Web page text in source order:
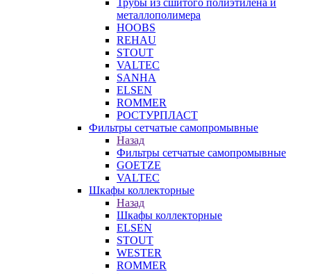
Трубы из сшитого полиэтилена и
металлополимера
HOOBS
REHAU
STOUT
VALTEC
SANHA
ELSEN
ROMMER
РОСТУРПЛАСТ
Фильтры сетчатые самопромывные
Назад
Фильтры сетчатые самопромывные
GOETZE
VALTEC
Шкафы коллекторные
Назад
Шкафы коллекторные
ELSEN
STOUT
WESTER
ROMMER